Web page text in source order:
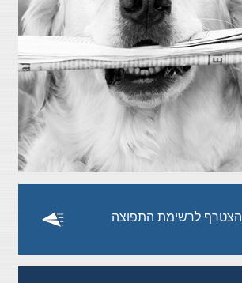
הצטרף לרשימת התפוצה